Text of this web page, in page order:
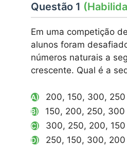
Questão 1
Em uma competição
alunos foram
números naturais a
crescente. Qual é a
A) 200, 150, 300, 250
B) 150, 200, 250, 300
C) 300, 250, 200, 150
D) 250, 150, 300, 200